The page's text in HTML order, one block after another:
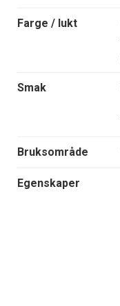
Farge / lukt
Smak
Bruksområde
Egenskaper